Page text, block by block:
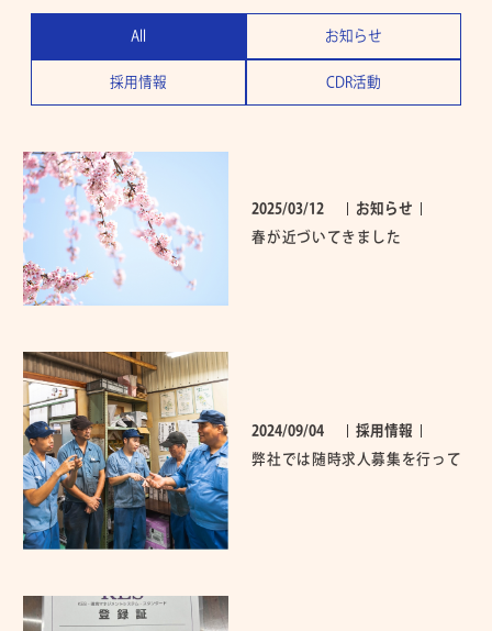
All お知らせ
採用情報 CDR活動
2025/03/12
お知らせ
春が近づいてきました
2024/09/04
採用情報
弊社では随時求人募集を行って